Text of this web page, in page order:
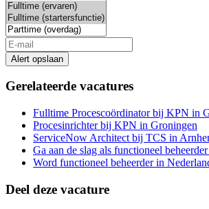
Alert opslaan
Gerelateerde vacatures
Fulltime Procescoördinator bij KPN in
Procesinrichter bij KPN in Groningen
ServiceNow Architect bij TCS in
Ga aan de slag als functioneel
Word functioneel beheerder in
Deel deze vacature